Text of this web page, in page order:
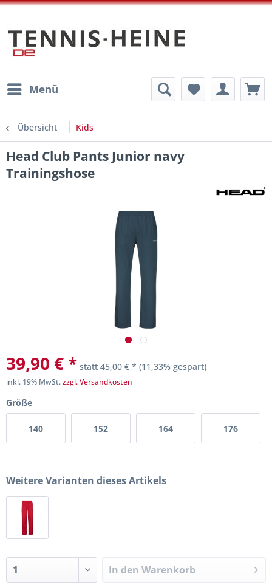
Menü
Übersicht Kids
Head Club Pants Junior navy
Trainingshose
39,90 € * statt 45,00 € * (11,33% gespart)
inkl. 19% MwSt.zzgl. Versandkosten
Größe
140 152 164 176
Weitere Varianten dieses Artikels
In den Warenkorb